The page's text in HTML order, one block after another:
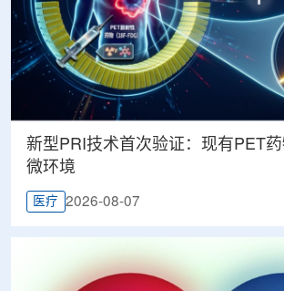
新型PRI技术首次验证：现有PET
微环境
医疗 2026-08-07